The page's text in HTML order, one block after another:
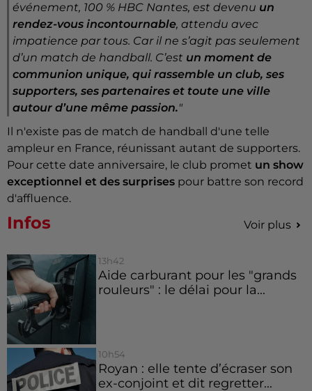
événement, 100 % HBC Nantes, est devenu un
rendez-vous incontournable, attendu avec
impatience par tous. Car il ne s’agit pas seulement
d’un match de handball. C’est un moment de
communion unique, qui rassemble un club, ses
supporters, ses partenaires et toute une ville
autour d’une même passion."
Il n'existe pas de match de handball d'une telle
ampleur en France, réunissant autant de supporters.
Pour cette date anniversaire, le club promet un show
exceptionnel et des surprises pour battre son record
d'affluence.
Infos Voir plus
13h42
Aide carburant pour les "grands
rouleurs" : le délai pour la...
10h54
Royan : elle tente d’écraser son
ex-conjoint et dit regretter...